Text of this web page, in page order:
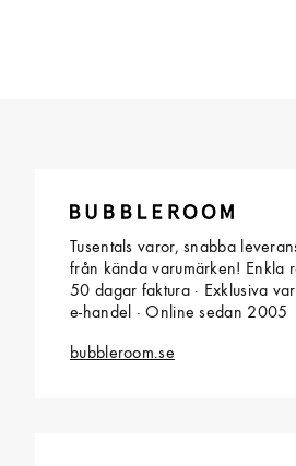
Tusentals varor, snabba
från kända varumärken! Enkla
50 dagar faktura · Exklusiva
e-handel · Online sedan 2005
bubbleroom.se